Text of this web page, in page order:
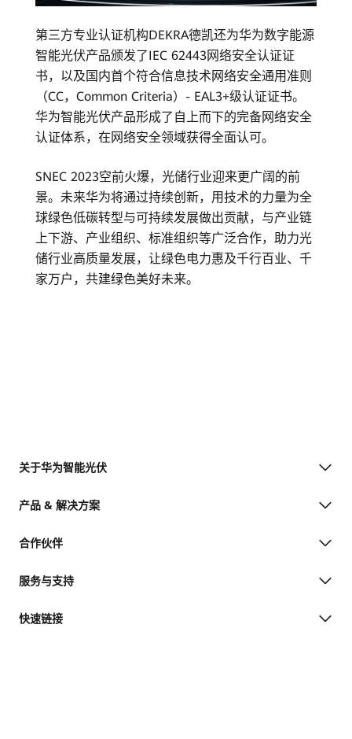
第三方专业认证机构DEKRA德凯还为华为数字能源
智能光伏产品颁发了IEC 62443网络安全认证证
书，以及国内首个符合信息技术网络安全通用准则
（CC，Common Criteria）- EAL3+级认证证书。
华为智能光伏产品形成了自上而下的完备网络安全
认证体系，在网络安全领域获得全面认可。
SNEC 2023空前火爆，光储行业迎来更广阔的前
景。未来华为将通过持续创新，用技术的力量为全
球绿色低碳转型与可持续发展做出贡献，与产业链
上下游、产业组织、标准组织等广泛合作，助力光
储行业高质量发展，让绿色电力惠及千行百业、千
家万户，共建绿色美好未来。
关于华为智能光伏
产品 & 解决方案
合作伙伴
服务与支持
快速链接